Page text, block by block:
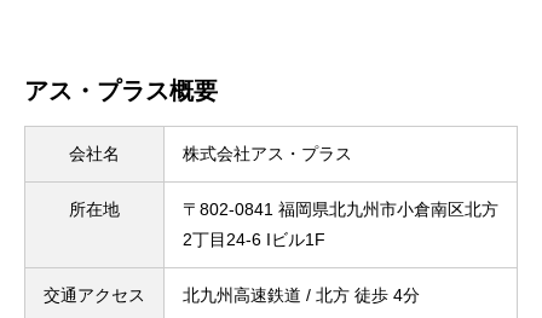
アス・プラス概要
会社名 株式会社アス・プラス
所在地
〒802-0841 福岡県北九州市小倉南区北方
2丁目24-6 Iビル1F
交通アクセス 北九州高速鉄道 / 北方 徒歩 4分